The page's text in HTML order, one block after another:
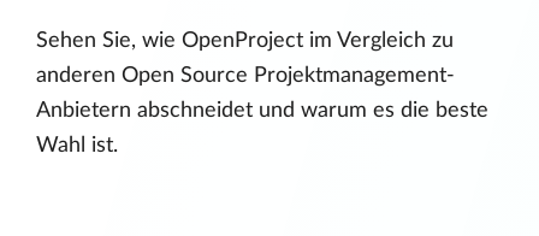
Sehen Sie, wie OpenProject im Vergleich zu
anderen Open Source Projektmanagement-
Anbietern abschneidet und warum es die beste
Wahl ist.